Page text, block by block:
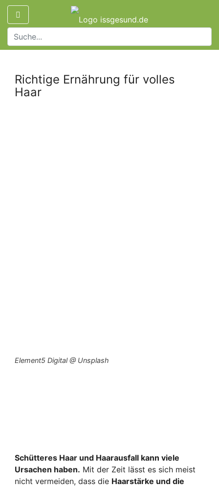
Richtige Ernährung für volles
Haar
Element5 Digital @ Unsplash
Schütteres Haar und Haarausfall kann viele
Ursachen haben. Mit der Zeit lässt es sich meist
nicht vermeiden, dass die Haarstärke und die